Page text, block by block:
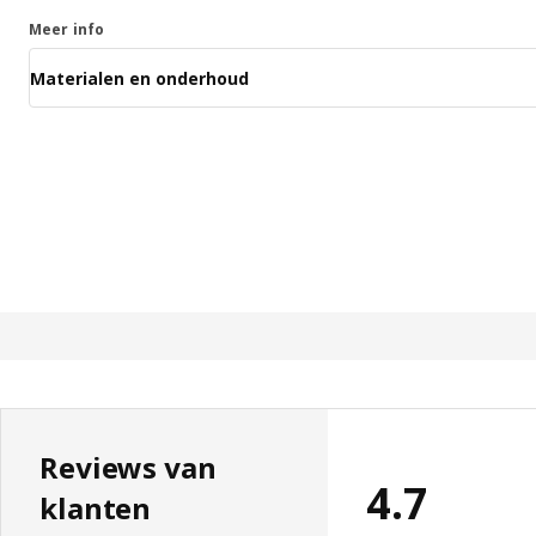
Meer info
Materialen en onderhoud
Reviews van
klanten
4.7